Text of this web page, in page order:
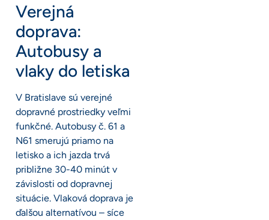
Verejná
doprava:
Autobusy a
vlaky do letiska
V Bratislave sú verejné
dopravné prostriedky veľmi
funkčné. Autobusy č. 61 a
N61 smerujú priamo na
letisko a ich jazda trvá
približne 30-40 minút v
závislosti od dopravnej
situácie. Vlaková doprava je
ďalšou alternatívou – síce